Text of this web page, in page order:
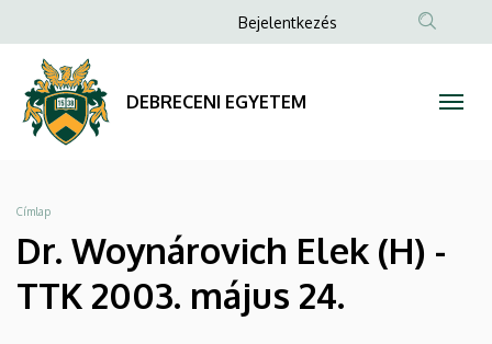
Woynárovich
Elek
TTK
2003.
a
tartalomra
Anonim
menüje
Bejelentkezés
DEBRECENI EGYETEM
Morzsa
Címlap
Dr. Woynárovich Elek (H) -
TTK 2003. május 24.